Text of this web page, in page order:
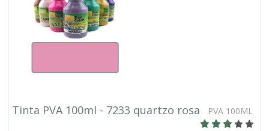
Tinta PVA 100ml - 7233 quartzo rosa PVA 100ML